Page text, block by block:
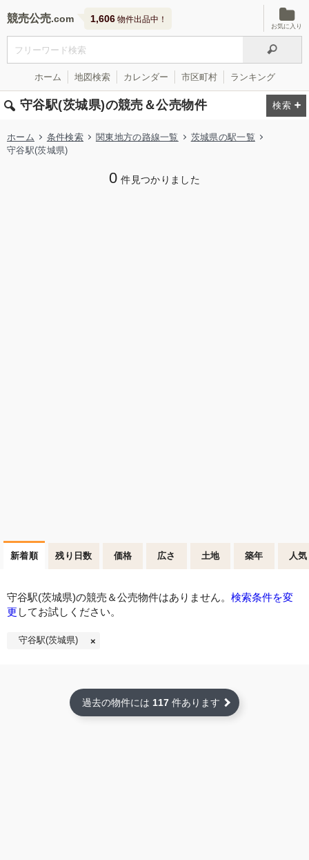
競売公売 1,606 物件出品中！
お気に入り
ホーム 地図検索 カレンダー 市区町村 ランキング
守谷駅(茨城県)の競売＆公売物件
ホーム 条件検索 関東地方の路線一覧
茨城県の駅一覧
守谷駅(茨城県)
0 件見つかりました
新着順 残り日数 価格 広さ 土地 築年 人気
守谷駅(茨城県)の競売＆公売物件はありません。 検索条件を変
更 してお試しください。
守谷駅(茨城県)
過去の物件には 117 件あります